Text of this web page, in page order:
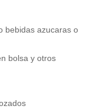
bebidas azucaras o
bolsa y otros